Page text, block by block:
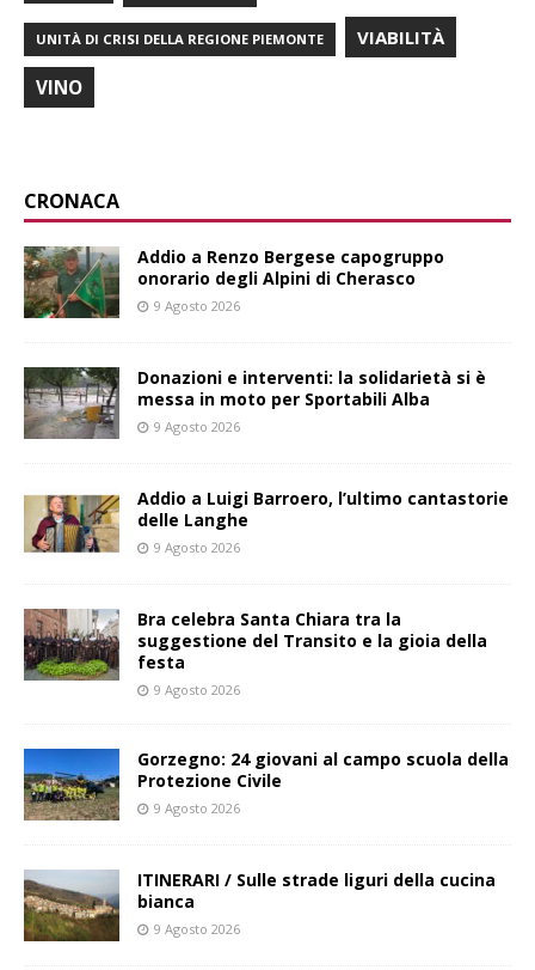
UNITÀ DI CRISI DELLA REGIONE PIEMONTE VIABILITÀ
VINO
CRONACA
Addio a Renzo Bergese capogruppo
onorario degli Alpini di Cherasco
9 Agosto 2026
Donazioni e interventi: la solidarietà si è
messa in moto per Sportabili Alba
9 Agosto 2026
Addio a Luigi Barroero, l’ultimo cantastorie
delle Langhe
9 Agosto 2026
Bra celebra Santa Chiara tra la
suggestione del Transito e la gioia della
festa
9 Agosto 2026
Gorzegno: 24 giovani al campo scuola della
Protezione Civile
9 Agosto 2026
ITINERARI / Sulle strade liguri della cucina
bianca
9 Agosto 2026